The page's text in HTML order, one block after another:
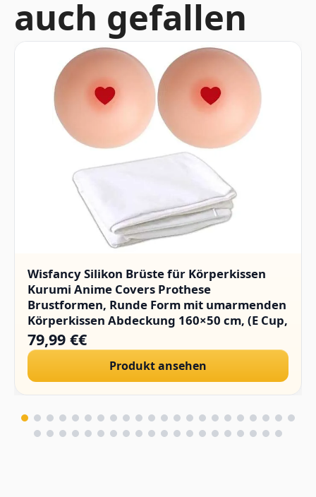
auch gefallen
Wisfancy Silikon Brüste für Körperkissen
Kurumi Anime Covers Prothese
Brustformen, Runde Form mit umarmenden
Körperkissen Abdeckung 160×50 cm, (E Cup,
1400g/Paar)
79,99 €€
Produkt ansehen